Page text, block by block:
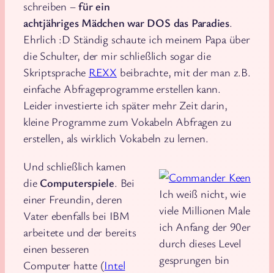
schreiben –für ein
achtjähriges Mädchen war DOS das Paradies.
Ehrlich :D Ständig schaute ich meinem Papa über
die Schulter, der mir schließlich sogar die
Skriptsprache REXX beibrachte, mit der man z.B.
einfache Abfrageprogramme erstellen kann.
Leider investierte ich später mehr Zeit darin,
kleine Programme zum Vokabeln Abfragen zu
erstellen, als wirklich Vokabeln zu lernen.
Ich weiß nicht, wie
viele Millionen Male
ich Anfang der 90er
durch dieses Level
gesprungen bin
Und schließlich kamen
die Computerspiele. Bei
einer Freundin, deren
Vater ebenfalls bei IBM
arbeitete und der bereits
einen besseren
Computer hatte (Intel